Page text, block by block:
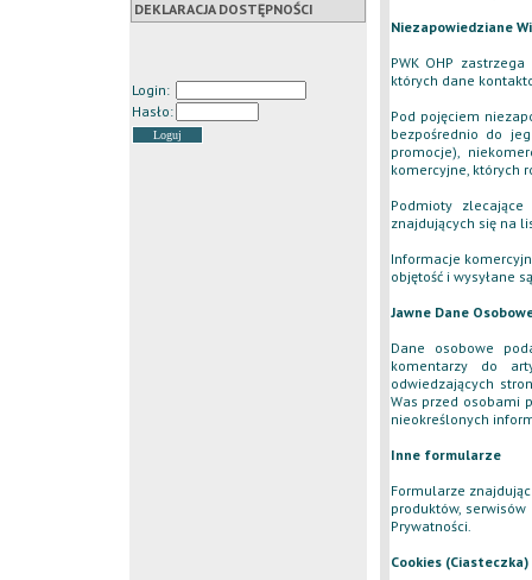
DEKLARACJA DOSTĘPNOŚCI
Login:
Hasło:
Niezapowiedziane
PWK OHP
których dane
Pod pojęciem
bezpośrednio do
promocje),
komercyjne, których
Podmioty
znajdujących się na
Informacje
objętość i wysyłane
Jawne Dane
Dane osobowe
komentarzy do
odwiedzających
Was przed osobami
nieokreślonych
Inne formularze
Formularze
produktów,
Prywatności.
Cookies (Ciasteczka)